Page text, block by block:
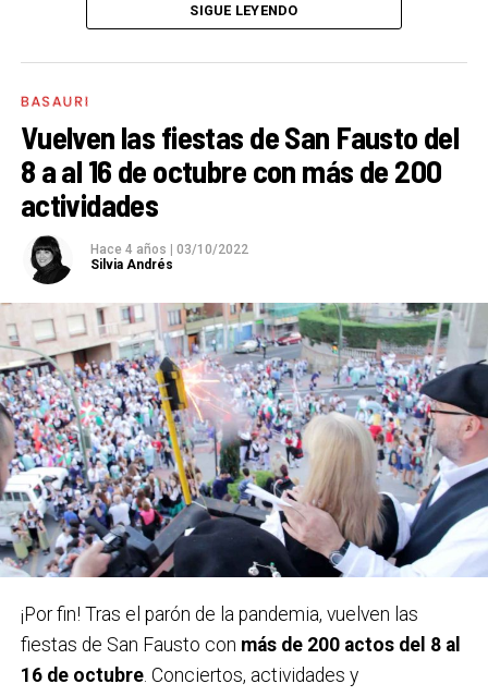
El único requisito para participar en el concurso es el
siguiente texto figure en el cartel. Además, los
Basauri.:
SAN FAUSTO 2023
BASAURI
7 octubre – 15 octubre
En la categoría senior se repartirán 1.800 euros en
premios:1.500 euros para el autor elegido por el
SIGUE LEYENDO
BASAURI
Vuelven las fiestas de San Fausto del
8 a al 16 de octubre con más de 200
actividades
Hace 4 años | 03/10/2022
Silvia Andrés
¡Por fin! Tras el parón de la pandemia, vuelven las
fiestas de San Fausto con más de 200 actos del 8 al
16 de octubre. Conciertos, actividades y